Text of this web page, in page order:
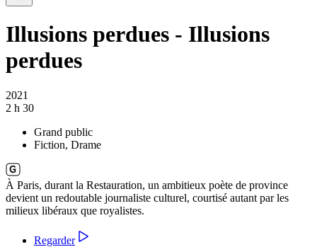
Illusions perdues - Illusions
perdues
2021
2 h 30
Grand public
Fiction, Drame
À Paris, durant la Restauration, un ambitieux poète de province
devient un redoutable journaliste culturel, courtisé autant par les
milieux libéraux que royalistes.
Regarder